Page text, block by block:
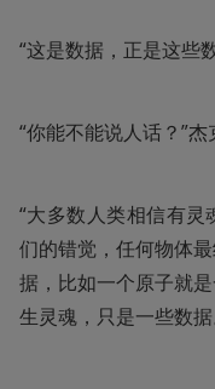
“这是数据，正是这些
“你能不能说人话？”杰
“大多数人类相信有
们的错觉，任何物体
据，比如一个原子就
生灵魂，只是一些数据